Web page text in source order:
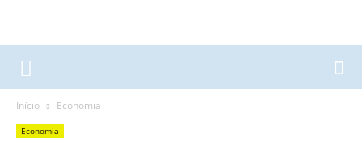
Início Economia
Economia